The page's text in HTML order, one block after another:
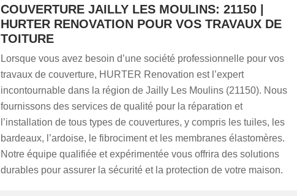
COUVERTURE JAILLY LES MOULINS: 21150 |
HURTER RENOVATION POUR VOS TRAVAUX DE
TOITURE
Lorsque vous avez besoin d’une société professionnelle pour vos
travaux de couverture, HURTER Renovation est l’expert
incontournable dans la région de Jailly Les Moulins (21150). Nous
fournissons des services de qualité pour la réparation et
l’installation de tous types de couvertures, y compris les tuiles, les
bardeaux, l’ardoise, le fibrociment et les membranes élastomères.
Notre équipe qualifiée et expérimentée vous offrira des solutions
durables pour assurer la sécurité et la protection de votre maison.